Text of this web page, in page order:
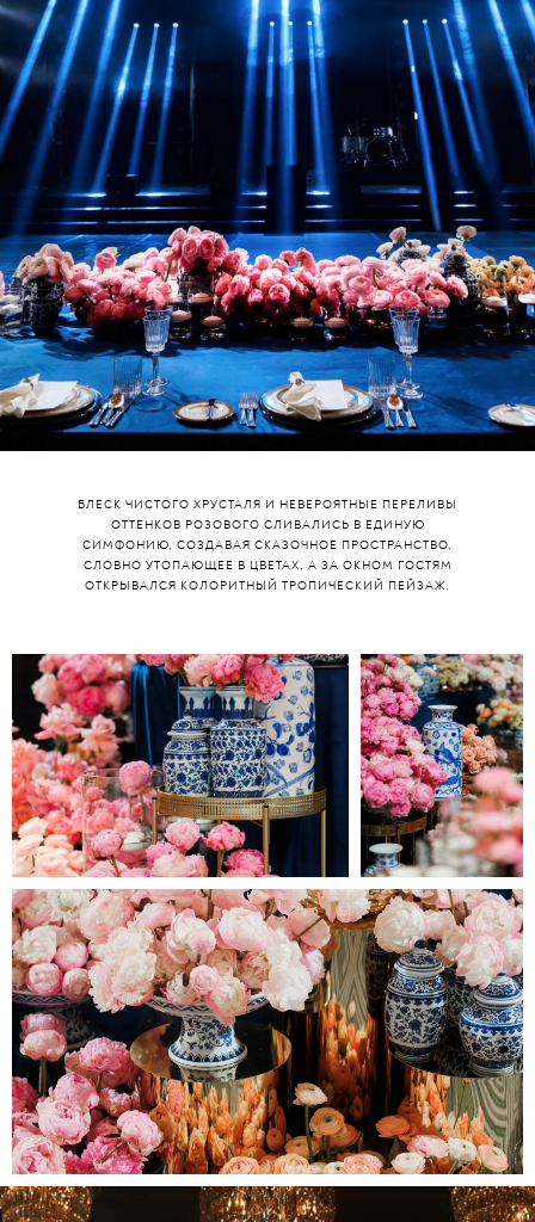
БЛЕСК ЧИСТОГО ХРУСТАЛЯ И НЕВЕРОЯТНЫЕ ПЕРЕЛИВЫ
ОТТЕНКОВ РОЗОВОГО СЛИВАЛИСЬ В ЕДИНУЮ
СИМФОНИЮ, СОЗДАВАЯ СКАЗОЧНОЕ ПРОСТРАНСТВО,
СЛОВНО УТОПАЮЩЕЕ В ЦВЕТАХ, А ЗА ОКНОМ ГОСТЯМ
ОТКРЫВАЛСЯ КОЛОРИТНЫЙ ТРОПИЧЕСКИЙ ПЕЙЗАЖ.